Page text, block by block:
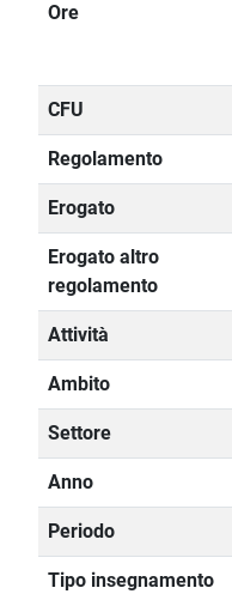
Ore
CFU
Regolamento
Erogato
Erogato altro
regolamento
Attività
Ambito
Settore
Anno
Periodo
Tipo insegnamento